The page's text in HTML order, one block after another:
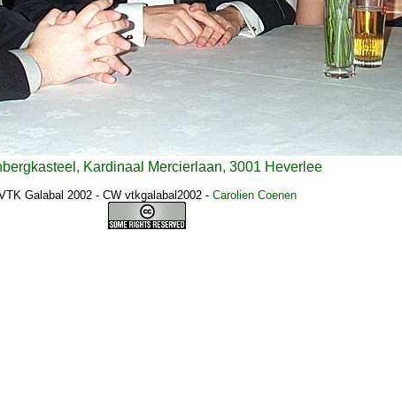
Kardinaal Mercierlaan, 3001 Heverlee
Galabal 2002 - CW vtkgalabal2002- Carolien Coenen